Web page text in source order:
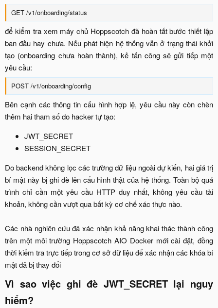
GET /v1/onboarding/status​
để kiểm tra xem máy chủ Hoppscotch đã hoàn tất bước thiết lập
ban đầu hay chưa. Nếu phát hiện hệ thống vẫn ở trạng thái khởi
tạo (onboarding chưa hoàn thành), kẻ tấn công sẽ gửi tiếp một
yêu cầu:​
POST /v1/onboarding/config​
Bên cạnh các thông tin cấu hình hợp lệ, yêu cầu này còn chèn
thêm hai tham số do hacker tự tạo:​
JWT_SECRET​
SESSION_SECRET​
Do backend không lọc các trường dữ liệu ngoài dự kiến, hai giá trị
bí mật này bị ghi đè lên cấu hình thật của hệ thống. Toàn bộ quá
trình chỉ cần một yêu cầu HTTP duy nhất, không yêu cầu tài
khoản, không cần vượt qua bất kỳ cơ chế xác thực nào.
Các nhà nghiên cứu đã xác nhận khả năng khai thác thành công
trên một môi trường Hoppscotch AIO Docker mới cài đặt, đồng
thời kiểm tra trực tiếp trong cơ sở dữ liệu để xác nhận các khóa bí
mật đã bị thay đổi​
Vì sao việc ghi đè JWT_SECRET lại nguy
hiểm?​